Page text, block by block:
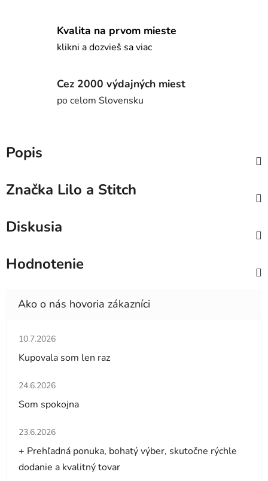
Kvalita na prvom mieste
klikni a dozvieš sa viac
Cez 2000 výdajných miest
po celom Slovensku
Popis
Značka Lilo a Stitch
Diskusia
Hodnotenie
Hodnotenie obchodu je 5 z 5 hviezdičiek.
10.7.2026
Kupovala som len raz
Hodnotenie obchodu je 5 z 5 hviezdičiek.
24.6.2026
Som spokojna
Hodnotenie obchodu je 5 z 5 hviezdičiek.
23.6.2026
+ Prehľadná ponuka, bohatý výber, skutočne rýchle
dodanie a kvalitný tovar